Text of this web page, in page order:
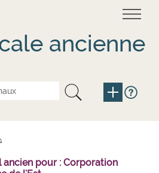
ancienne
ancien pour : Corporation